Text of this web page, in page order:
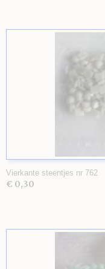
Vierkante steentjes nr 762
€ 0,30